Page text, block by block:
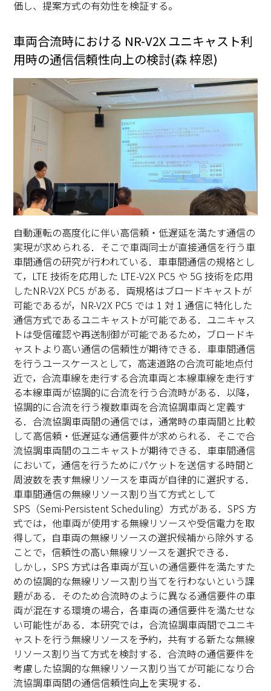
価し、提案方式の有効性を検証する。
車両合流時における NR-V2X ユニキャスト利
用時の通信信頼性向上の検討(森 梓恩)
自動運転の高度化に伴い高信頼・低遅延を満たす通信の
実現が求められる．そこで車両同士が直接通信を行う車
車間通信の研究が行われている．車車間通信の規格とし
て，LTE 技術を応用した LTE-V2X PC5 や 5G 技術を応用
したNR-V2X PC5 がある．両規格はブロードキャストが
可能であるが，NR-V2X PC5 では 1 対 1 通信に特化した
通信方式であるユニキャストが可能である．ユニキャス
トは受信確認や再送制御が可能であるため，ブロードキ
ャストより高い通信の信頼性が期待できる．車車間通信
を行うユースケースとして，高速道路の合流可能地点付
近で，合流車線を走行する合流車両と本線車線を走行す
る本線車両が協調的に合流を行う合流時がある．以降，
協調的に合流を行う複数車両を合流協調車両と定義す
る．合流協調車両間の通信では，通常時の車両間と比較
して高信頼・低遅延な通信要件が求められる．そこで合
流協調車両間のユニキャストが期待できる．車車間通信
において，通信を行うためにパケットを送信する時間と
周波数を表す無線リソースを車両が自律的に選択する．
車車間通信の無線リソース割り当て方式として
SPS（Semi-Persistent Scheduling）方式がある．SPS 方
式では，他車両が使用する無線リソースや受信電力を取
得して，自車両の無線リソースの選択候補から除外する
ことで，信頼性の高い無線リソースを選択できる．
しかし，SPS 方式は各車両が互いの通信要件を満たすた
めの協調的な無線リソース割り当てを行わないという課
題がある．そのため合流時のように異なる通信要件の車
両が混在する環境の場合，各車両の通信要件を満たせな
い可能性がある．本研究では，合流協調車両間でユニキ
ャストを行う無線リソースを予約，共有する新たな無線
リソース割り当て方式を検討する．合流時の通信要件を
考慮した協調的な無線リソース割り当てが可能になり合
流協調車両間の通信信頼性向上を実現する．